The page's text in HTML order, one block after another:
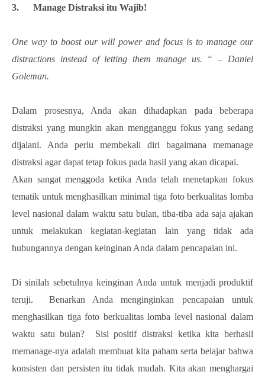
3. Manage Distraksi itu Wajib!
One way to boost our will power and focus is to manage our
distractions instead of letting them manage us. “ – Daniel
Goleman.
Dalam prosesnya, Anda akan dihadapkan pada beberapa
distraksi yang mungkin akan mengganggu fokus yang sedang
dijalani. Anda perlu membekali diri bagaimana memanage
distraksi agar dapat tetap fokus pada hasil yang akan dicapai.
Akan sangat menggoda ketika Anda telah menetapkan fokus
tematik untuk menghasilkan minimal tiga foto berkualitas lomba
level nasional dalam waktu satu bulan, tiba-tiba ada saja ajakan
untuk melakukan kegiatan-kegiatan lain yang tidak ada
hubungannya dengan keinginan Anda dalam pencapaian ini.
Di sinilah sebetulnya keinginan Anda untuk menjadi produktif
teruji. Benarkan Anda menginginkan pencapaian untuk
menghasilkan tiga foto berkualitas lomba level nasional dalam
waktu satu bulan? Sisi positif distraksi ketika kita berhasil
memanage-nya adalah membuat kita paham serta belajar bahwa
konsisten dan persisten itu tidak mudah. Kita akan menghargai